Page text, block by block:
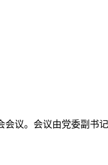
议。会议由党委副书